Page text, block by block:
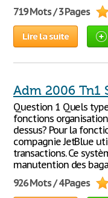
719 Mots / 3 Pages
Lire la suite
Adm 2006 Tn1
Question 1 Quels
fonctions
dessus? Pour la
compagnie JetBlue
transactions. Ce
manutention des
926 Mots / 4 Pages